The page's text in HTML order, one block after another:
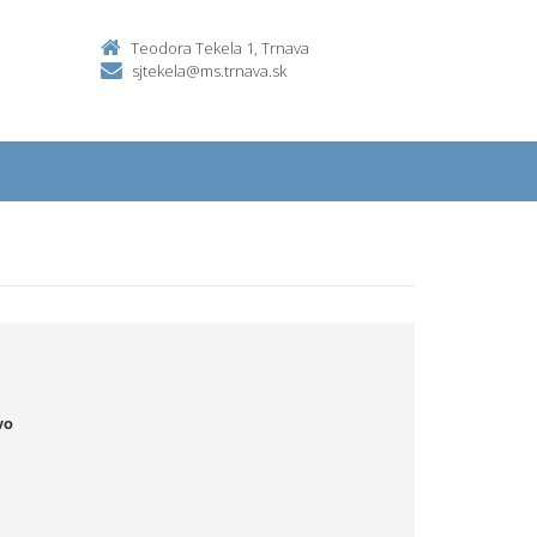
Teodora Tekela 1, Trnava
sjtekela@ms.trnava.sk